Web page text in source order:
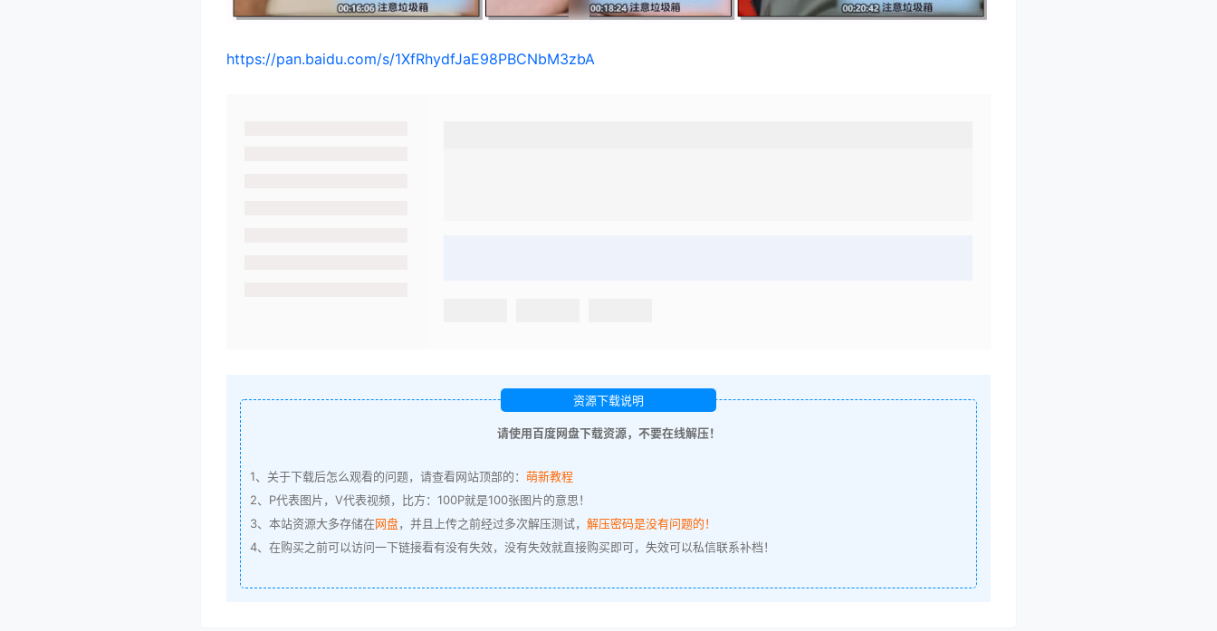
https://pan.baidu.com/s/1XfRhydfJaE98PBCNbM3zbA
资源下载说明
请使用百度网盘下载资源，不要在线解压！
1、关于下载后怎么观看的问题，请查看网站顶部的： 萌新教程
2、P代表图片，V代表视频，比方：100P就是100张图片的意思！
3、本站资源大多存储在网盘，并且上传之前经过多次解压测试， 解压密码是没有问题的！
4、在购买之前可以访问一下链接看有没有失效，没有失效就直接购买即可，失效可以私信联系补档！